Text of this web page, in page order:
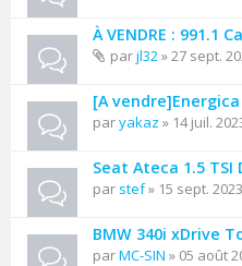
À VENDRE : 991.1
parjl32» 27 sept.
[A vendre]Energica
paryakaz » 14 juil.
Seat Ateca 1.5 TSI
par stef» 15 sept.
BMW 340i xDrive
parMC-SIN » 05 août